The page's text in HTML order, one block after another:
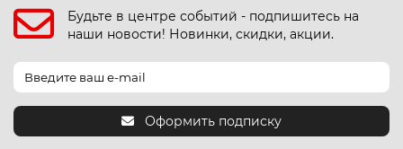
Будьте в центре событий - подпишитесь на
наши новости! Новинки, скидки, акции.
Оформить подписку